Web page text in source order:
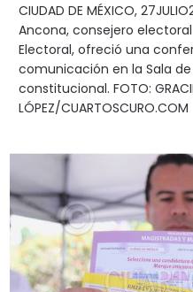
CIUDAD DE MÉXICO,
Ancona, consejero
Electoral, ofreció una
comunicación en la Sala
constitucional. FOTO:
LÓPEZ/CUARTOSCURO.COM